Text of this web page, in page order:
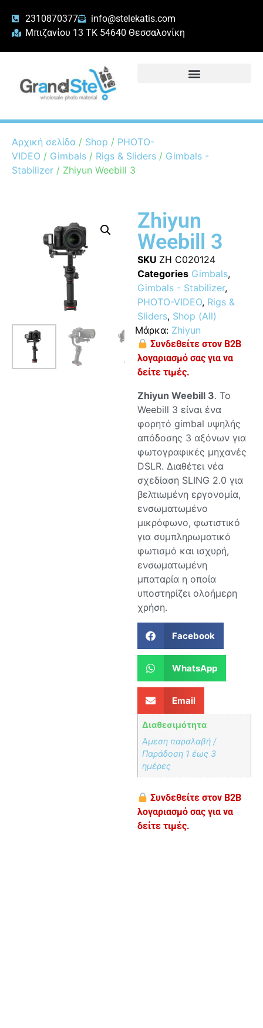
2310870377
info@stelekatis.com
Μπιζανίου 13 ΤΚ 54640 Θεσσαλονίκη
Αρχική σελίδα / Shop / PHOTO-
VIDEO / Gimbals / Rigs & Sliders / Gimbals -
Stabilizer / Zhiyun Weebill 3
Zhiyun
Weebill 3
SKU ZH C020124
Categories Gimbals,
Gimbals - Stabilizer,
PHOTO-VIDEO, Rigs &
Sliders, Shop (All)
Μάρκα: Zhiyun
Συνδεθείτε στον B2B
λογαριασμό σας για να
δείτε τιμές.
Zhiyun Weebill 3. Το
Weebill 3 είναι ένα
φορητό gimbal υψηλής
απόδοσης 3 αξόνων για
φωτογραφικές μηχανές
DSLR. Διαθέτει νέα
σχεδίαση SLING 2.0 για
βελτιωμένη εργονομία,
ενσωματωμένο
μικρόφωνο, φωτιστικό
για συμπληρωματικό
φωτισμό και ισχυρή,
ενσωματωμένη
μπαταρία η οποία
υποστηρίζει ολοήμερη
χρήση.
Facebook
WhatsApp
Email
Διαθεσιμότητα
Άμεση παραλαβή /
Παράδoση 1 έως 3
ημέρες
Συνδεθείτε στον B2B
λογαριασμό σας για να
δείτε τιμές.